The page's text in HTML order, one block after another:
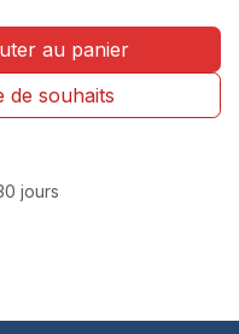
au panier
de souhaits
jours